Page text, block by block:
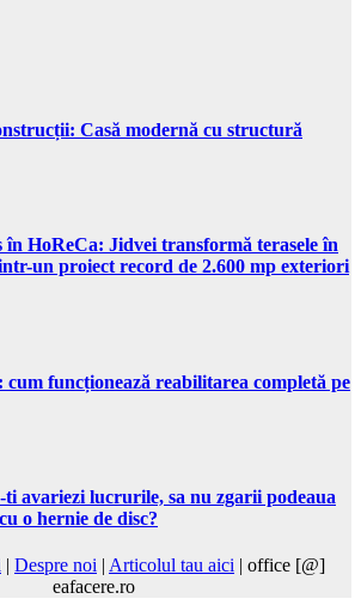
Casă modernă cu structură
în HoReCa: Jidvei transformă terasele în
un proiect record de 2.600 mp exteriori
cum funcționează reabilitarea completă pe
avariezi lucrurile, sa nu zgarii podeaua
o hernie de disc?
Despre noi Articolul tau aici | office [@]
eafacere.ro